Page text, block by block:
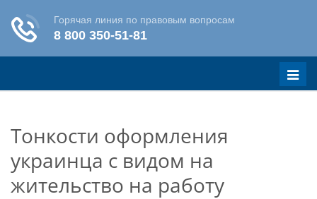
Меню
Тонкости оформления
украинца с видом на
жительство на работу